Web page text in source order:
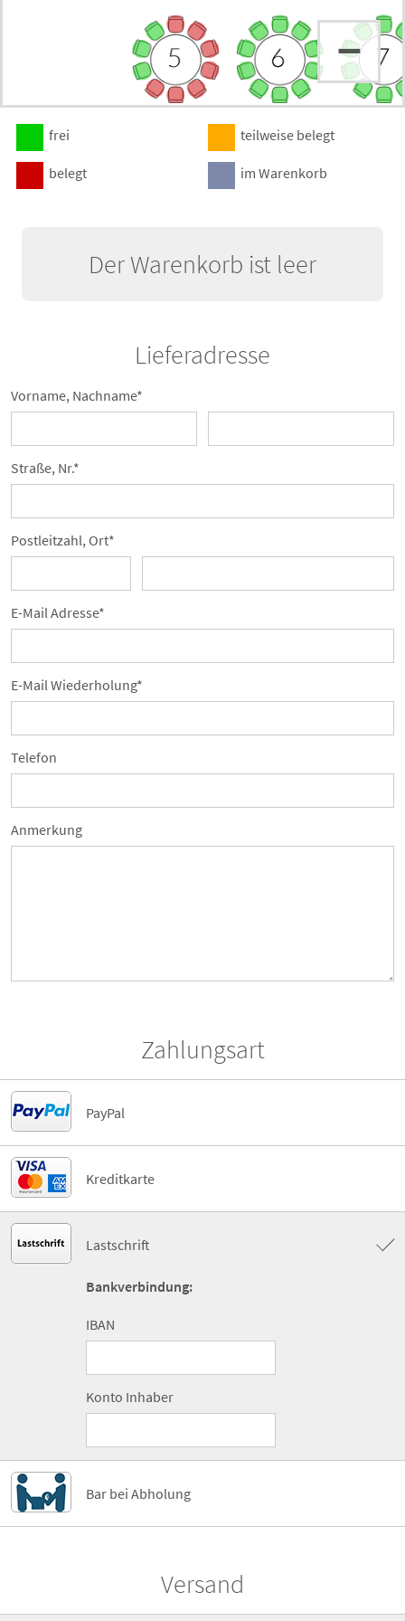
–
frei teilweise belegt
belegt im Warenkorb
Der Warenkorb ist leer
Lieferadresse
Vorname, Nachname*
Straße, Nr.*
Postleitzahl, Ort*
E-Mail Adresse*
E-Mail Wiederholung*
Telefon
Anmerkung
Zahlungsart
PayPal
Kreditkarte
Lastschrift
Bankverbindung:
IBAN
Konto Inhaber
Bar bei Abholung
Versand